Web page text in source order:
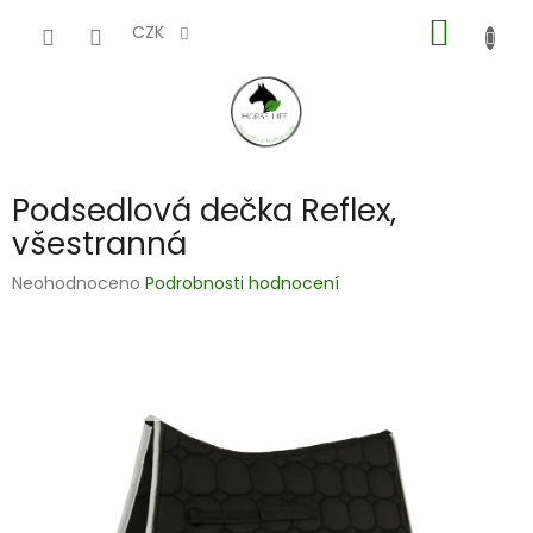
CZK
KOŠÍK
Podsedlová dečka Reflex,
všestranná
Průměrné
Neohodnoceno Podrobnosti hodnocení